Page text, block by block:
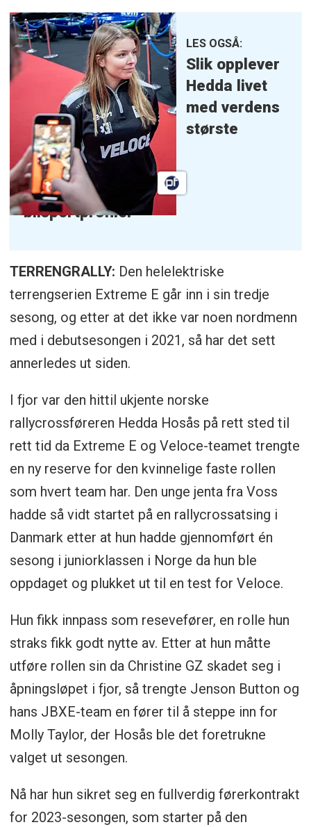
LES OGSÅ:
Slik opplever
Hedda livet
med verdens
største
bilsportprofiler
TERRENGRALLY: Den helelektriske
terrengserien Extreme E går inn i sin tredje
sesong, og etter at det ikke var noen nordmenn
med i debutsesongen i 2021, så har det sett
annerledes ut siden.
I fjor var den hittil ukjente norske
rallycrossføreren Hedda Hosås på rett sted til
rett tid da Extreme E og Veloce-teamet trengte
en ny reserve for den kvinnelige faste rollen
som hvert team har. Den unge jenta fra Voss
hadde så vidt startet på en rallycrossatsing i
Danmark etter at hun hadde gjennomført én
sesong i juniorklassen i Norge da hun ble
oppdaget og plukket ut til en test for Veloce.
Hun fikk innpass som resevefører, en rolle hun
straks fikk godt nytte av. Etter at hun måtte
utføre rollen sin da Christine GZ skadet seg i
åpningsløpet i fjor, så trengte Jenson Button og
hans JBXE-team en fører til å steppe inn for
Molly Taylor, der Hosås ble det foretrukne
valget ut sesongen.
Nå har hun sikret seg en fullverdig førerkontrakt
for 2023-sesongen, som starter på den